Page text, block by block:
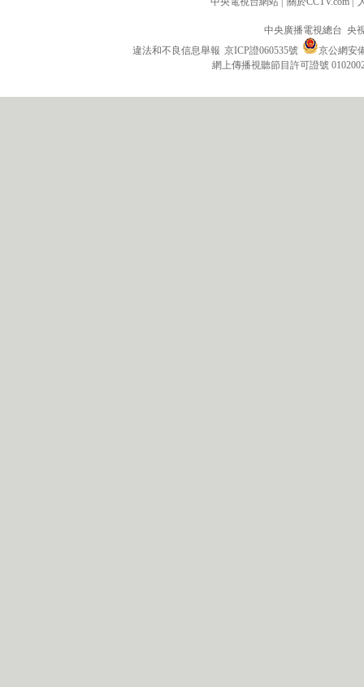
中央廣播電視總台 央
違法和不良信息舉報 京ICP證060535號
京公網安
網上傳播視聽節目許可證號